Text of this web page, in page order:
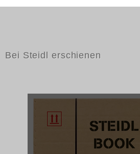
Bei Steidl erschienen